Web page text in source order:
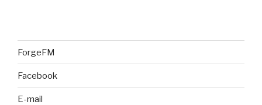
ForgeFM
Facebook
E-mail